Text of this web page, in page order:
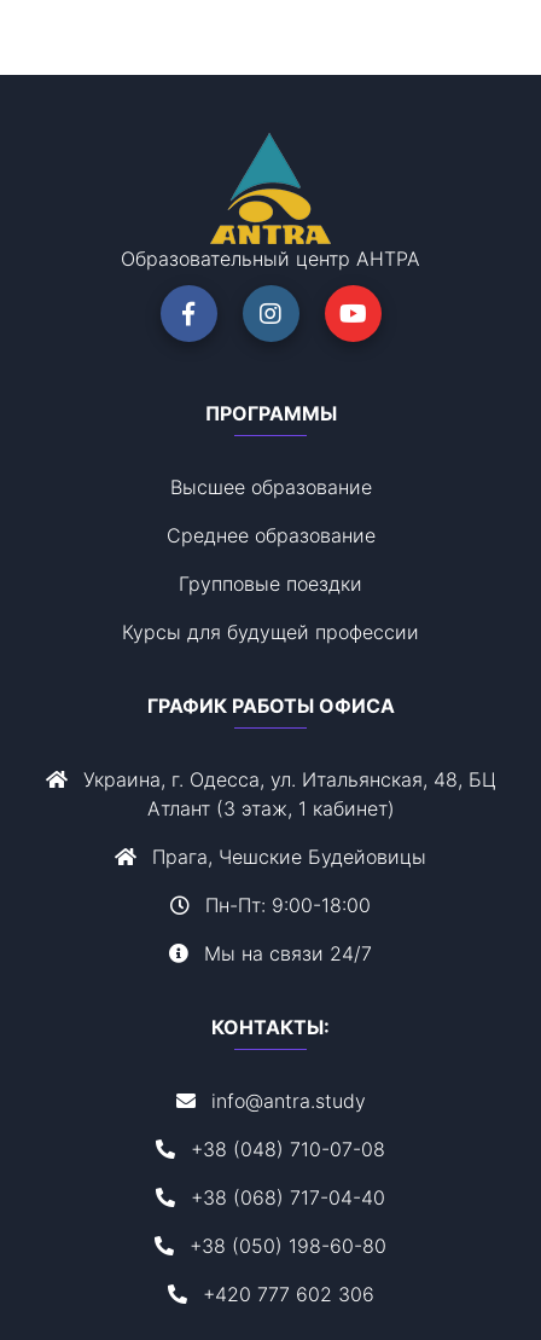
Образовательный центр АНТРА
ПРОГРАММЫ
Высшее образование
Среднее образование
Групповые поездки
Курсы для будущей профессии
ГРАФИК РАБОТЫ ОФИСА
Украина, г. Одесса, ул. Итальянская, 48, БЦ
Атлант (3 этаж, 1 кабинет)
Прага, Чешские Будейовицы
Пн-Пт: 9:00-18:00
Мы на связи 24/7
КОНТАКТЫ:
info@antra.study
+38 (048) 710-07-08
+38 (068) 717-04-40
+38 (050) 198-60-80
+420 777 602 306